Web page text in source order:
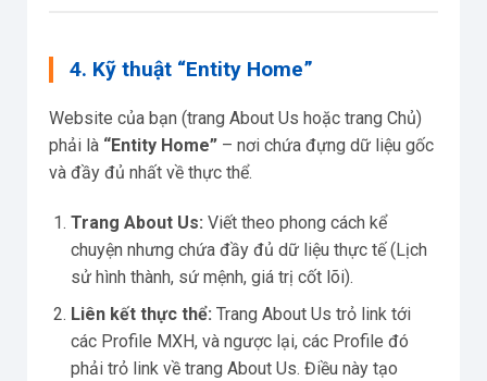
4. Kỹ thuật “Entity Home”
Website của bạn (trang About Us hoặc trang Chủ)
phải là “Entity Home” – nơi chứa đựng dữ liệu gốc
và đầy đủ nhất về thực thể.
Trang About Us: Viết theo phong cách kể
chuyện nhưng chứa đầy đủ dữ liệu thực tế (Lịch
sử hình thành, sứ mệnh, giá trị cốt lõi).
Liên kết thực thể: Trang About Us trỏ link tới
các Profile MXH, và ngược lại, các Profile đó
phải trỏ link về trang About Us. Điều này tạo